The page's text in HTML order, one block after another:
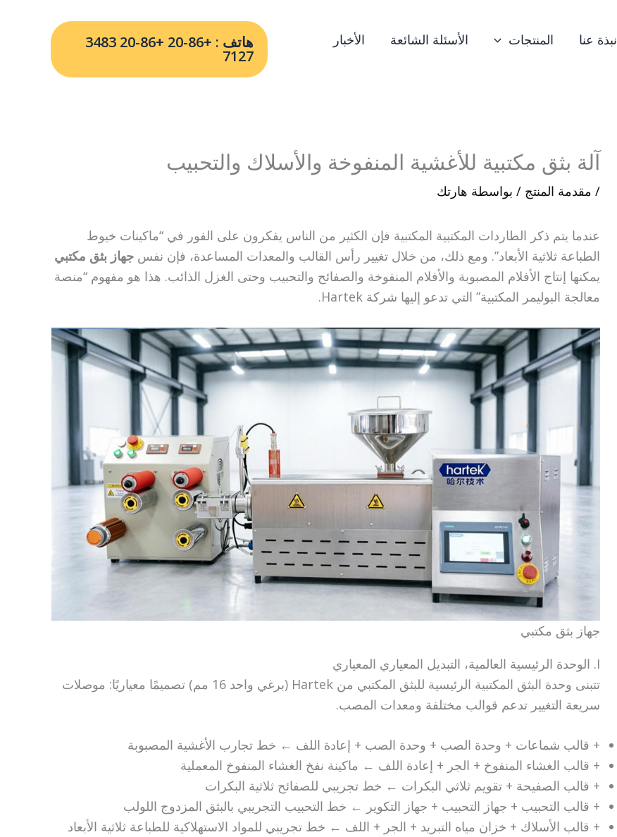
نبذة عنا المنتجات الأسئلة الشائعة
الأخبار
هاتف : +86-20 +86-20 3483
7127
آلة بثق مكتبية للأغشية المنفوخة والأسلاك والتحبيب
/ مقدمة المنتج / بواسطة هارتك
عندما يتم ذكر الطاردات المكتبية المكتبية فإن الكثير من الناس يفكرون على الفور في “ماكينات خيوط
الطباعة ثلاثية الأبعاد”. ومع ذلك، من خلال تغيير رأس القالب والمعدات المساعدة، فإن نفس جهاز بثق مكتبي
يمكنها إنتاج الأفلام المصبوبة والأفلام المنفوخة والصفائح والتحبيب وحتى الغزل الذائب. هذا هو مفهوم “منصة
معالجة البوليمر المكتبية” التي تدعو إليها شركة Hartek.
جهاز بثق مكتبي
I. الوحدة الرئيسية العالمية، التبديل المعياري المعياري
تتبنى وحدة البثق المكتبية الرئيسية للبثق المكتبي من Hartek (برغي واحد 16 مم) تصميمًا معياريًا: موصلات
سريعة التغيير تدعم قوالب مختلفة ومعدات المصب.
+ قالب شماعات + وحدة الصب + وحدة الصب + إعادة اللف ← خط تجارب الأغشية المصبوبة
+ قالب الغشاء المنفوخ + الجر + إعادة اللف ← ماكينة نفخ الغشاء المنفوخ المعملية
+ قالب الصفيحة + تقويم ثلاثي البكرات ← خط تجريبي للصفائح ثلاثية البكرات
+ قالب التحبيب + جهاز التحبيب + جهاز التكوير ← خط التحبيب التجريبي بالبثق المزدوج اللولب
+ قالب الأسلاك + خزان مياه التبريد + الجر + اللف ← خط تجريبي للمواد الاستهلاكية للطباعة ثلاثية الأبعاد